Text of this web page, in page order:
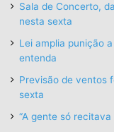
Sala de Concerto,
nesta sexta
Lei amplia punição
entenda
Previsão de ventos
sexta
“A gente só